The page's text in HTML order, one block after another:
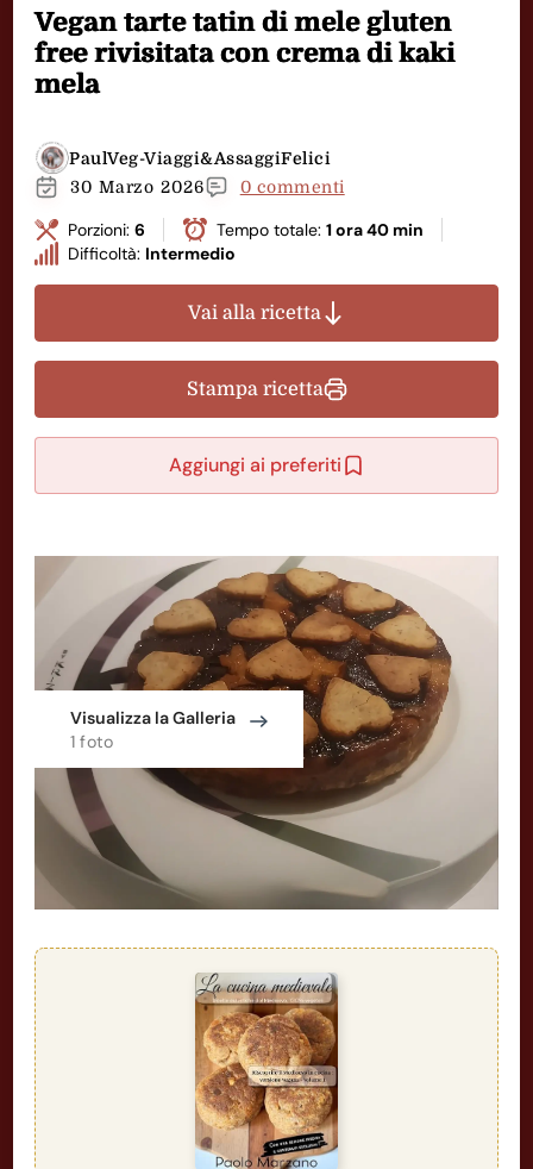
Vegan tarte tatin di mele gluten
free rivisitata con crema di kaki
mela
PaulVeg-Viaggi&AssaggiFelici
30 Marzo 2026
0 commenti
Porzioni: 6 Tempo totale: 1 ora 40 min
Difficoltà: Intermedio
Vai alla ricetta
Stampa ricetta
Aggiungi ai preferiti
Visualizza la Galleria
1 foto